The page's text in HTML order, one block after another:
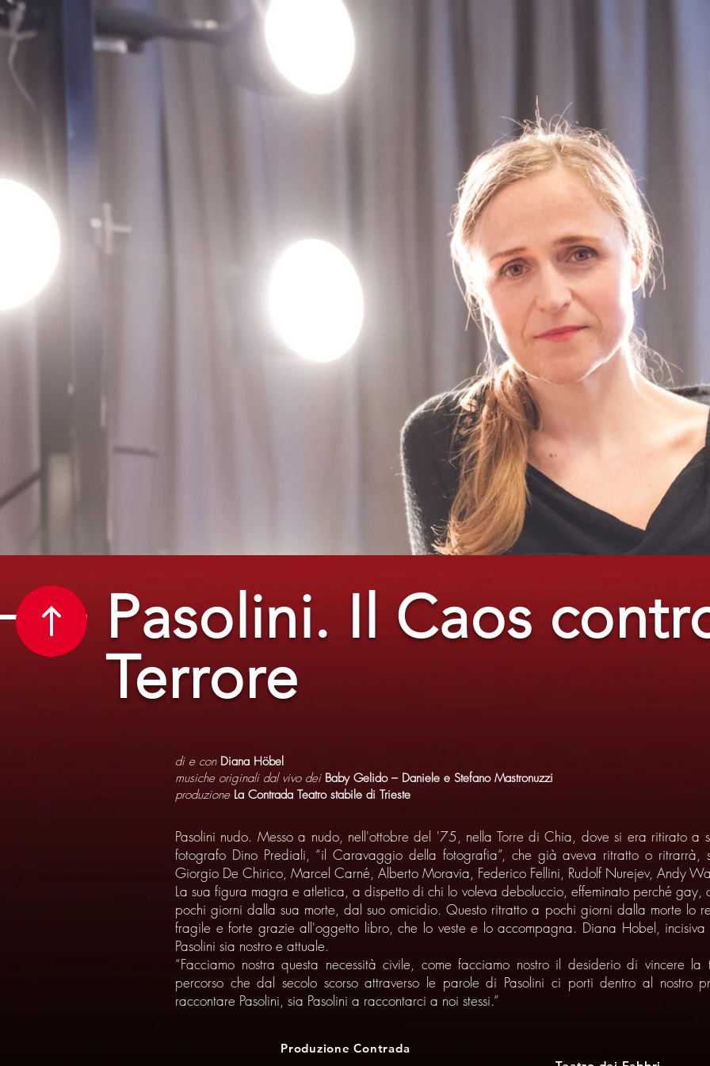
Pasolini. Il Caos
Terrore
di e con Diana Höbel
musiche originali dal vivo dei Baby Gelido – Daniele e Stefano Mastronuzzi
produzione La Contrada Teatro stabile di Trieste
Pasolini nudo. Messo a nudo, nell'ottobre del '75, nella Torre di Chia, dove si era ritirato a
fotografo Dino Prediali, “il Caravaggio della fotografia”, che già aveva ritratto o ritrarrà,
Giorgio De Chirico, Marcel Carné, Alberto Moravia, Federico Fellini, Rudolf Nurejev, Andy
La sua figura magra e atletica, a dispetto di chi lo voleva deboluccio, effeminato perché gay,
pochi giorni dalla sua morte, dal suo omicidio. Questo ritratto a pochi giorni dalla morte lo
fragile e forte grazie all'oggetto libro, che lo veste e lo accompagna. Diana Hobel, incisiva
Pasolini sia nostro e attuale.
“Facciamo nostra questa necessità civile, come facciamo nostro il desiderio di vincere
percorso che dal secolo scorso attraverso le parole di Pasolini ci porti dentro al nostro
raccontare Pasolini, sia Pasolini a raccontarci a noi stessi.”
Produzione Contrada